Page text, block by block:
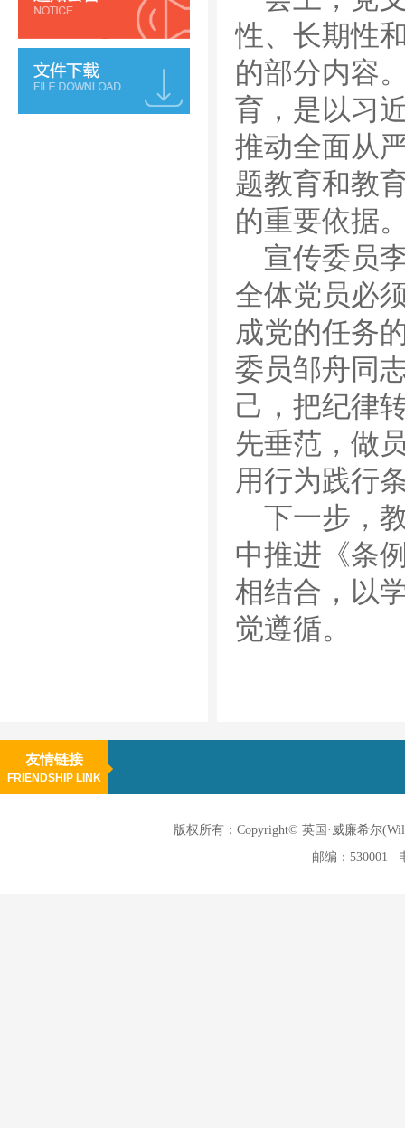
性、长期性
的部分内容
育，是以习
推动全面从
题教育和教
的重要依据
宣传委员
全体党员必
成党的任务
委员邹舟同
己，把纪律
先垂范，做
用行为践行
下一步，
中推进《条
相结合，以
觉遵循。
友情链接
FRIENDSHIP LINK
版权所有：Copyright© 英国·威廉希尔
邮编：530001